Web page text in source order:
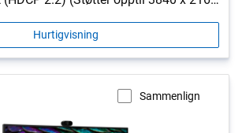
Hurtigvisning
Sammenlign